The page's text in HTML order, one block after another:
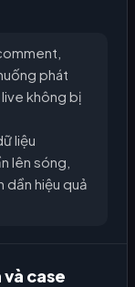
phát
không bị
liệu
lên sóng,
dần hiệu quả
case